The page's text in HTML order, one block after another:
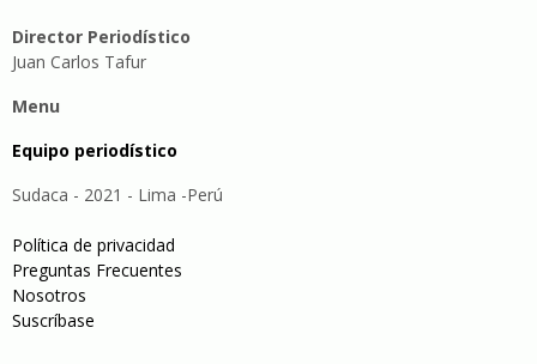
Director Periodístico
Juan Carlos Tafur
Menu
Equipo periodístico
Sudaca - 2021 - Lima -Perú
Política de privacidad
Preguntas Frecuentes
Nosotros
Suscríbase